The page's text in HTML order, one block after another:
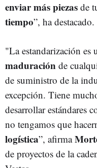
enviarmáspiezas de
tiempo”, ha destacado.
"La estandarización es
maduración de
de suministro de la
excepción. Tiene
desarrollar estándares
no tengamos que
logística”, afirma
de proyectos de la